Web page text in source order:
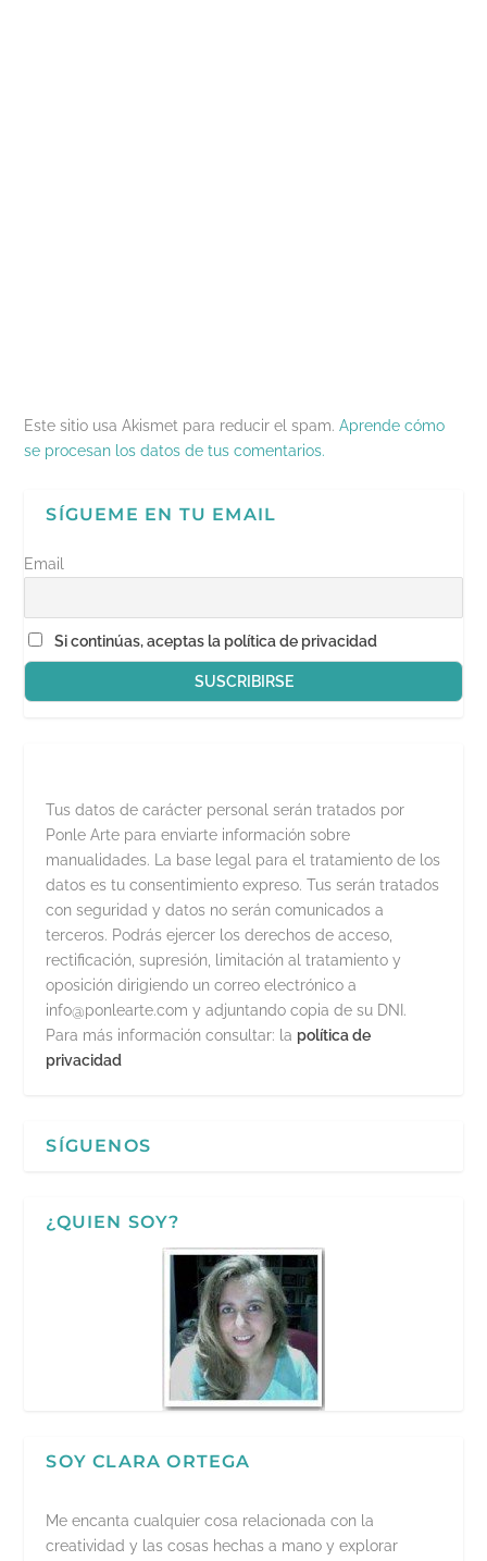
Este sitio usa Akismet para reducir el spam.Aprende cómo
se procesan los datos de tus comentarios.
SÍGUEME EN TU EMAIL
Email
Si continúas, aceptas la política de privacidad
Tus datos de carácter personal serán tratados por
Ponle Arte para enviarte información sobre
manualidades. La base legal para el tratamiento de los
datos es tu consentimiento expreso. Tus serán tratados
con seguridad y datos no serán comunicados a
terceros. Podrás ejercer los derechos de acceso,
rectificación, supresión, limitación al tratamiento y
oposición dirigiendo un correo electrónico a
info@ponlearte.com y adjuntando copia de su DNI.
Para más información consultar: la política de
privacidad
SÍGUENOS
¿QUIEN SOY?
SOY CLARA ORTEGA
Me encanta cualquier cosa relacionada con la
creatividad y las cosas hechas a mano y explorar